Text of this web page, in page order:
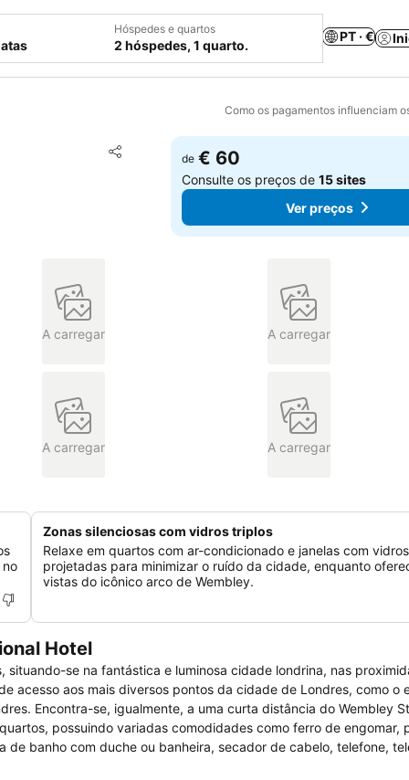
Hóspedes e quartos
2 hóspedes, 1 quarto.
PT · €
Como os pagamentos influenciam
Partilhar
Adicionar aos favoritos
de € 60
Consulte os preços de15 sites
Ver preços
A carregar A carregar
A carregar A carregar
Zonas silenciosas com vidros triplos
Relaxe em quartos com ar-condicionado e janelas com
projetadas para minimizar o ruído da cidade, enquanto
vistas do icônico arco de Wembley.
Hotel
se na fantástica e luminosa cidade londrina, nas
acesso aos mais diversos pontos da cidade de Londres, como o
Encontra-se, igualmente, a uma curta distância do Wembley
possuindo variadas comodidades como ferro de engomar,
banho com duche ou banheira, secador de cabelo, telefone,